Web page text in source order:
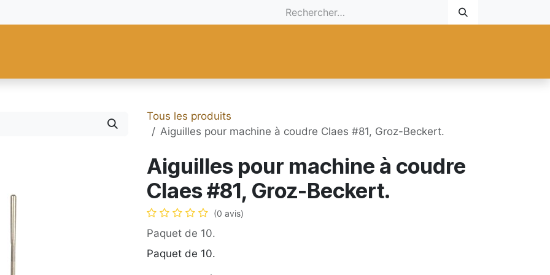
Tous les produits
Aiguilles pour machine à coudre Claes #81, Groz-Beckert.
Aiguilles pour machine à coudre
Claes #81, Groz-Beckert.
(0 avis)
Paquet de 10.
Paquet de 10.